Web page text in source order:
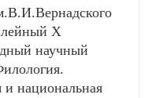
Х
научный
и национальная